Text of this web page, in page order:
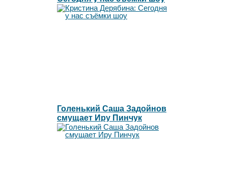
"Свадьба на миллион"
финал!
Голенький Саша Задойнов
смущает Иру Пинчук